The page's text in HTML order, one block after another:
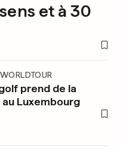
et à 30
prend de la
Luxembourg